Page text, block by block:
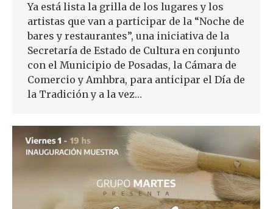
Ya está lista la grilla de los lugares y los
artistas que van a participar de la “Noche de
bares y restaurantes”, una iniciativa de la
Secretaría de Estado de Cultura en conjunto
con el Municipio de Posadas, la Cámara de
Comercio y Amhbra, para anticipar el Día de
la Tradición y a la vez…